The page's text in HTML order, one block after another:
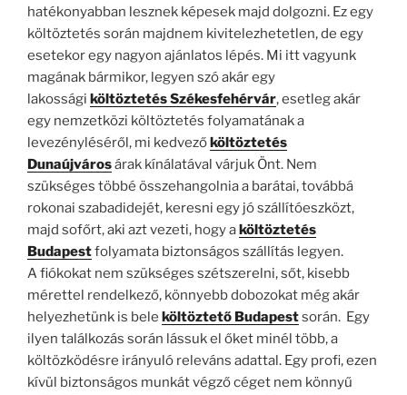
hatékonyabban lesznek képesek majd dolgozni. Ez egy
költöztetés során majdnem kivitelezhetetlen, de egy
esetekor egy nagyon ajánlatos lépés. Mi itt vagyunk
magának bármikor, legyen szó akár egy
lakossági költöztetés Székesfehérvár, esetleg akár
egy nemzetközi költöztetés folyamatának a
levezényléséről, mi kedvezőköltöztetés
Dunaújvárosárak kínálatával várjuk Önt. Nem
szükséges többé összehangolnia a barátai, továbbá
rokonai szabadidejét, keresni egy jó szállítóeszközt,
majd sofőrt, aki azt vezeti, hogy aköltöztetés
Budapestfolyamata biztonságos szállítás legyen.
A fiókokat nem szükséges szétszerelni, sőt, kisebb
mérettel rendelkező, könnyebb dobozokat még akár
helyezhetünk is bele költöztető Budapestsorán. Egy
ilyen találkozás során lássuk el őket minél több, a
költözködésre irányuló releváns adattal. Egy profi, ezen
kívül biztonságos munkát végző céget nem könnyű